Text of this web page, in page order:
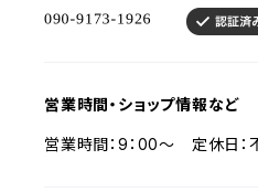
営業時間・ショップ情報など
営業時間：9：00～ 定休日：